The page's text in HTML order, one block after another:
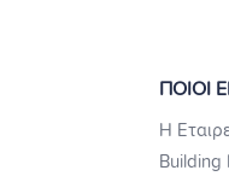
ΠΟΙΟΙ
Η
Building